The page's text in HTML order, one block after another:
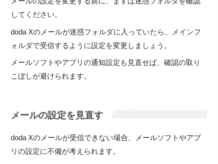
してください。
doda Xのメールが迷惑フォルダに入っていたら、メインフ
ォルダで受信するように設定を変更しましょう。
メールソフトやアプリの通知設定も見直せば、確認の取り
こぼしが避けられます。
メールの設定を見直す
doda Xのメールが受信できない場合、メールソフトやアプ
リの設定に不備が考えられます。